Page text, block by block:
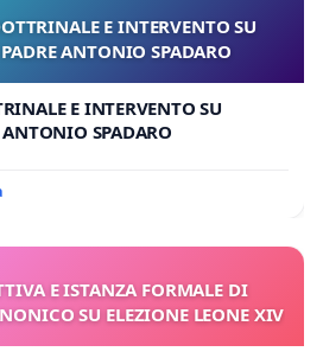
E INTERVENTO SU
ANTONIO SPADARO
E INTERVENTO SU
SPADARO
E ISTANZA FORMALE DI
SU ELEZIONE LEONE XIV